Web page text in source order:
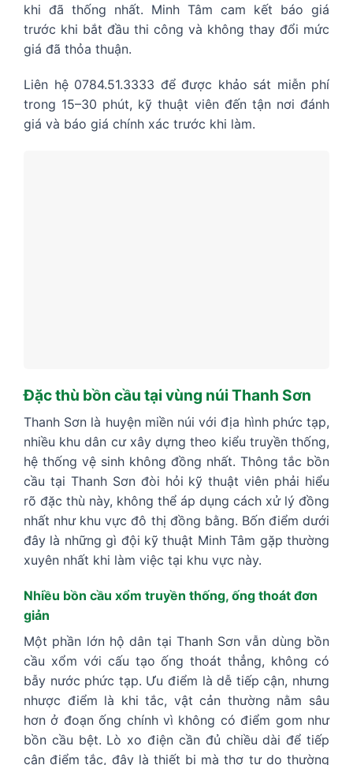
khi đã thống nhất. Minh Tâm cam kết báo giá
trước khi bắt đầu thi công và không thay đổi mức
giá đã thỏa thuận.
Liên hệ 0784.51.3333 để được khảo sát miễn phí
trong 15–30 phút, kỹ thuật viên đến tận nơi đánh
giá và báo giá chính xác trước khi làm.
Đặc thù bồn cầu tại vùng núi Thanh Sơn
Thanh Sơn là huyện miền núi với địa hình phức tạp,
nhiều khu dân cư xây dựng theo kiểu truyền thống,
hệ thống vệ sinh không đồng nhất. Thông tắc bồn
cầu tại Thanh Sơn đòi hỏi kỹ thuật viên phải hiểu
rõ đặc thù này, không thể áp dụng cách xử lý đồng
nhất như khu vực đô thị đồng bằng. Bốn điểm dưới
đây là những gì đội kỹ thuật Minh Tâm gặp thường
xuyên nhất khi làm việc tại khu vực này.
Nhiều bồn cầu xổm truyền thống, ống thoát đơn
giản
Một phần lớn hộ dân tại Thanh Sơn vẫn dùng bồn
cầu xổm với cấu tạo ống thoát thẳng, không có
bẫy nước phức tạp. Ưu điểm là dễ tiếp cận, nhưng
nhược điểm là khi tắc, vật cản thường nằm sâu
hơn ở đoạn ống chính vì không có điểm gom như
bồn cầu bệt. Lò xo điện cần đủ chiều dài để tiếp
cận điểm tắc, đây là thiết bị mà thợ tự do thường